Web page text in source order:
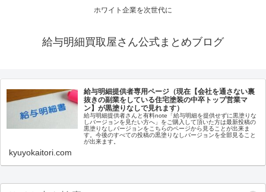
ホワイト企業を次世代に
給与明細買取屋さん公式まとめブログ
給与明細提供者専用ページ（現在【会社を通さない裏
抜きの副業をしている住宅塗装の中卒トップ営業マ
ン】が黒塗りなしで見れます）
給与明細提供者さんと有料note「給与明細を提供せずに黒塗りな
しバージョンを見たい方へ」をご購入して頂いた方は最新投稿の
黒塗りなしバージョンをこちらのページから見ることが出来ま
す。今後のすべての投稿の黒塗りなしバージョンを全部見ること
が出来ます。
kyuyokaitori.com